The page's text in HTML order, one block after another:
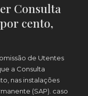
Consulta
cento,
de Utentes
a Consulta
nas instalações
(SAP). caso